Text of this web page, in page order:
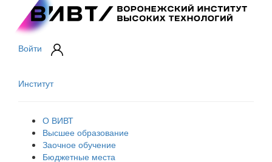
Войти
Институт
О ВИВТ
Высшее образование
Заочное обучение
Бюджетные места